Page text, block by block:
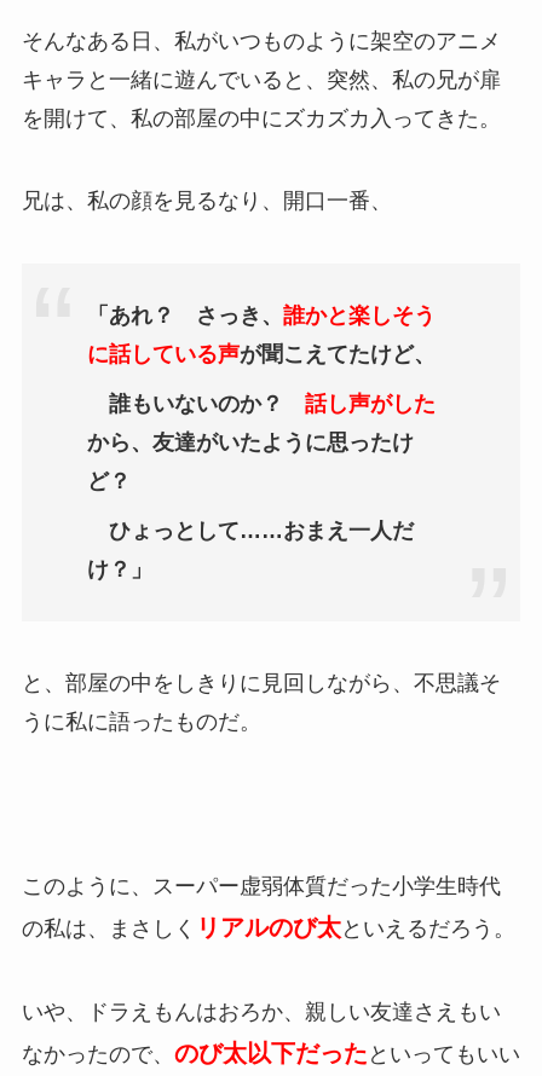
そんなある日、私がいつものように架空のアニメ
キャラと一緒に遊んでいると、突然、私の兄が扉
を開けて、私の部屋の中にズカズカ入ってきた。
兄は、私の顔を見るなり、開口一番、
「あれ？ さっき、 誰かと楽しそう
に話している声が聞こえてたけど、
誰もいないのか？ 話し声がした
から、友達がいたように思ったけ
ど？
ひょっとして……おまえ一人だ
け？ 」
と、部屋の中をしきりに見回しながら、不思議そ
うに私に語ったものだ。
このように、スーパー虚弱体質だった小学生時代
の私は、まさしく リアルのび太といえるだろう。
いや、ドラえもんはおろか、親しい友達さえもい
なかったので、 のび太以下だった といってもいい